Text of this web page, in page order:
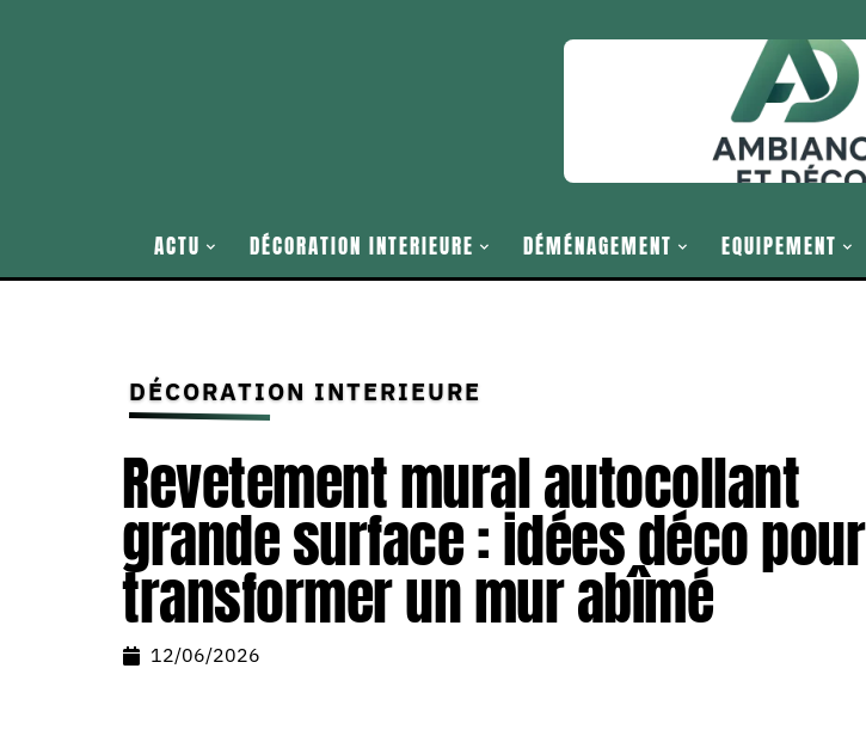
ACTU DÉCORATION INTERIEURE DÉMÉNAGEMENT EQUIPEMENT
DÉCORATION INTERIEURE
Revetement mural autocollant
grande surface : idées déco pour
transformer un mur abîmé
12/06/2026